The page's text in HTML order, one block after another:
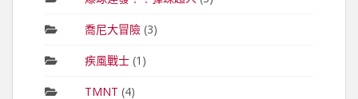
喬尼大冒險(3)
疾風戰士(1)
TMNT (4)